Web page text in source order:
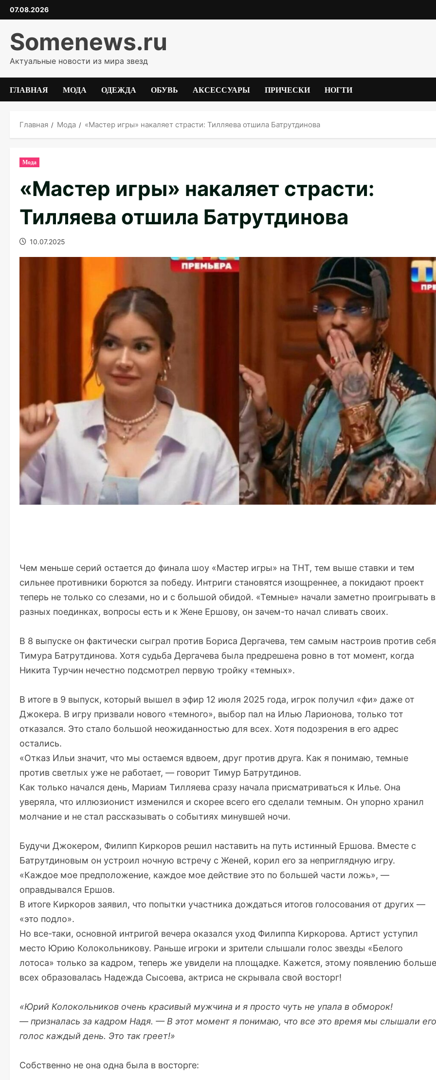
Перейти
к
содержимому
07.08.2026
Somenews.ru
Актуальные новости из мира звезд
ГЛАВНАЯ МОДА ОДЕЖДА ОБУВЬ АКСЕССУАРЫ ПРИЧЕСКИ НОГТИ
Главная Мода «Мастер игры» накаляет страсти: Тилляева отшила Батрутдинова
Мода
«Мастер игры» накаляет страсти:
Тилляева отшила Батрутдинова
10.07.2025
Чем меньше серий остается до финала шоу «Мастер игры» на ТНТ, тем выше ставки и тем
сильнее противники борются за победу. Интриги становятся изощреннее, а покидают проект
теперь не только со слезами, но и с большой обидой. «Темные» начали заметно проигрывать в
разных поединках, вопросы есть и к Жене Ершову, он зачем-то начал сливать своих.
В 8 выпуске он фактически сыграл против Бориса Дергачева, тем самым настроив против себя
Тимура Батрутдинова. Хотя судьба Дергачева была предрешена ровно в тот момент, когда
Никита Турчин нечестно подсмотрел первую тройку «темных».
В итоге в 9 выпуск, который вышел в эфир 12 июля 2025 года, игрок получил «фи» даже от
Джокера. В игру призвали нового «темного», выбор пал на Илью Ларионова, только тот
отказался. Это стало большой неожиданностью для всех. Хотя подозрения в его адрес
остались.
«Отказ Ильи значит, что мы остаемся вдвоем, друг против друга. Как я понимаю, темные
против светлых уже не работает, — говорит Тимур Батрутдинов.
Как только начался день, Мариам Тилляева сразу начала присматриваться к Илье. Она
уверяла, что иллюзионист изменился и скорее всего его сделали темным. Он упорно хранил
молчание и не стал рассказывать о событиях минувшей ночи.
Будучи Джокером, Филипп Киркоров решил наставить на путь истинный Ершова. Вместе с
Батрутдиновым он устроил ночную встречу с Женей, корил его за неприглядную игру.
«Каждое мое предположение, каждое мое действие это по большей части ложь», —
оправдывался Ершов.
В итоге Киркоров заявил, что попытки участника дождаться итогов голосования от других —
«это подло».
Но все-таки, основной интригой вечера оказался уход Филиппа Киркорова. Артист уступил
место Юрию Колокольникову. Раньше игроки и зрители слышали голос звезды «Белого
лотоса» только за кадром, теперь же увидели на площадке. Кажется, этому появлению больше
всех образовалась Надежда Сысоева, актриса не скрывала свой восторг!
«Юрий Колокольников очень красивый мужчина и я просто чуть не упала в обморок!
— призналась за кадром Надя. — В этот момент я понимаю, что все это время мы слышали его
голос каждый день. Это так греет!»
Собственно не она одна была в восторге: